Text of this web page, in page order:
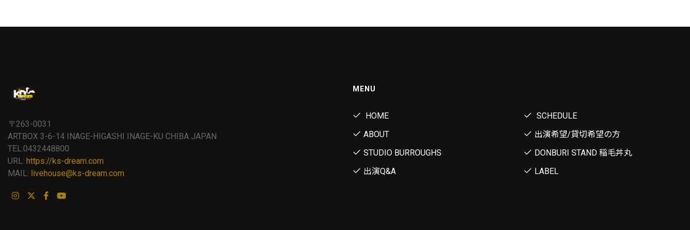
〒263-0031
ARTBOX 3-6-14 INAGE-HIGASHI INAGE-KU CHIBA JAPAN
TEL:0432448800
URL: https://ks-dream.com
MAIL: livehouse@ks-dream.com
MENU
HOME
SCHEDULE
ABOUT
出演希望/貸切希望の方
STUDIO BURROUGHS
DONBURI STAND 稲毛丼丸
出演Q&A
LABEL